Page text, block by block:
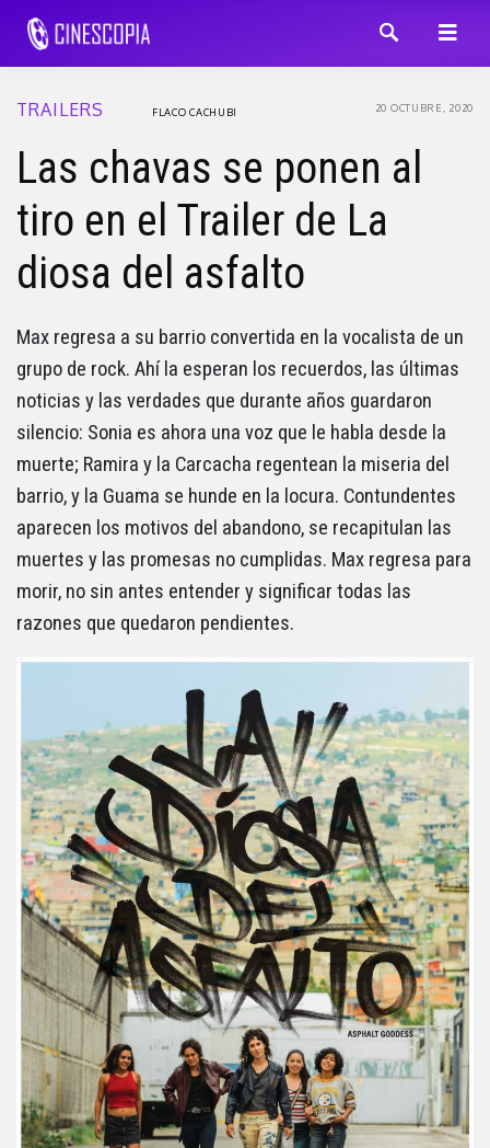
TRAILERS 20 OCTUBRE, 2020
FLACO CACHUBI
Las chavas se ponen al
tiro en el Trailer de La
diosa del asfalto
Max regresa a su barrio convertida en la vocalista de un
grupo de rock. Ahí la esperan los recuerdos, las últimas
noticias y las verdades que durante años guardaron
silencio: Sonia es ahora una voz que le habla desde la
muerte; Ramira y la Carcacha regentean la miseria del
barrio, y la Guama se hunde en la locura. Contundentes
aparecen los motivos del abandono, se recapitulan las
muertes y las promesas no cumplidas. Max regresa para
morir, no sin antes entender y significar todas las
razones que quedaron pendientes.